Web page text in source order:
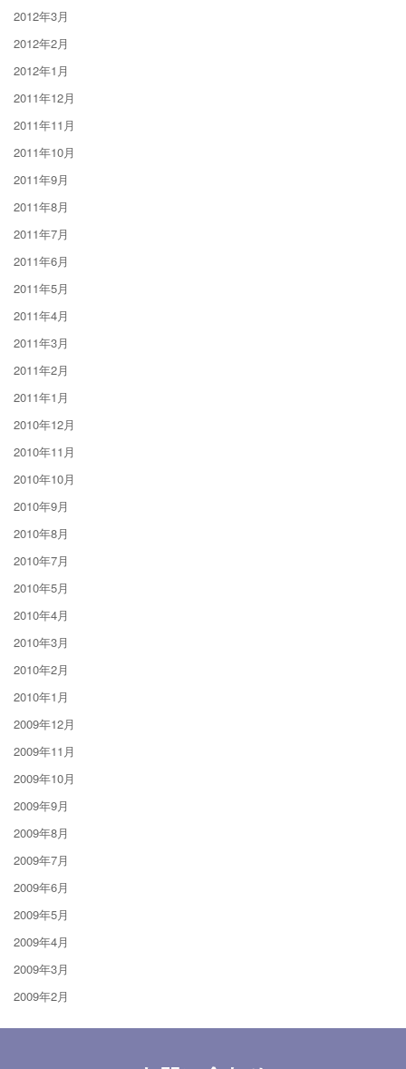
2012年3月
2012年2月
2012年1月
2011年12月
2011年11月
2011年10月
2011年9月
2011年8月
2011年7月
2011年6月
2011年5月
2011年4月
2011年3月
2011年2月
2011年1月
2010年12月
2010年11月
2010年10月
2010年9月
2010年8月
2010年7月
2010年5月
2010年4月
2010年3月
2010年2月
2010年1月
2009年12月
2009年11月
2009年10月
2009年9月
2009年8月
2009年7月
2009年6月
2009年5月
2009年4月
2009年3月
2009年2月